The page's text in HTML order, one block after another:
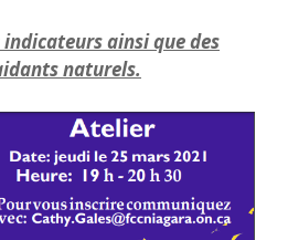
ainsi que des
naturels.